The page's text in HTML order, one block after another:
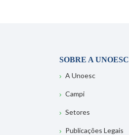
SOBRE A UNOESC
A Unoesc
Campi
Setores
Publicações Legais